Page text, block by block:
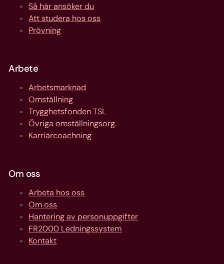
Så här ansöker du
Att studera hos oss
Prövning
Arbete
Arbetsmarknad
Omställning
Trygghetsfonden TSL
Övriga omställningsorg.
Karriärcoachning
Om oss
Arbeta hos oss
Om oss
Hantering av personuppgifter
FR2000 Ledningssystem
Kontakt